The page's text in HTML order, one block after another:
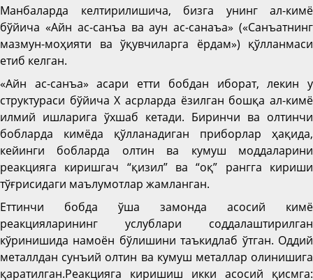
Манбаларда келтирилишича, бизга унинг ал-кимё
бўйича «Айн ас-санъа ва аун ас-санаъа» («Санъатнинг
мазмун-моҳияти ва ўқувчиларга ёрдам») қўлланмаси
етиб келган.
«Айн ас-санъа» асари етти бобдан иборат, лекин у
структураси бўйича Х асрларда ёзилган бошқа ал-кимё
илмий ишларига ўхшаб кетади. Биринчи ва олтинчи
бобларда кимёда қўлланадиган приборлар ҳақида,
кейинги бобларда олтин ва кумуш моддаларини
реакцияга киришгач “қизил” ва “оқ” рангга кириши
тўғрисидаги маълумотлар жамланган.
Еттинчи бобда ўша замонда асосий кимё
реакцияларининг услублари соддалаштирилган
кўринишида намоён бўлишини таъкидлаб ўтган. Оддий
металлдан сунъий олтин ва кумуш металлар олинишига
қаратилган.Реакцияга киришиш икки асосий қисмга: